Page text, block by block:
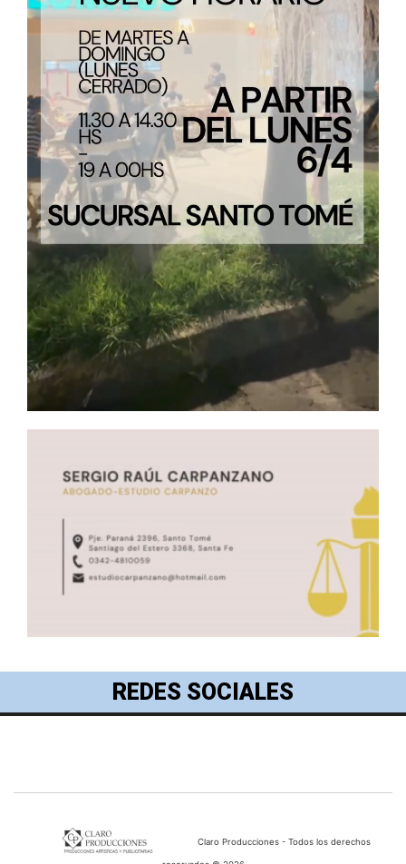
REDES SOCIALES
Claro Producciones - Todos los derechos